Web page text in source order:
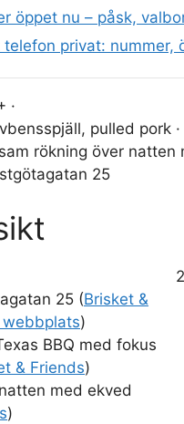
öppet nu – påsk,
privat: nummer,
·
pulled pork ·
rökning över natten
25
25 (Brisket &
)
BBQ med fokus
& Friends)
med ekved
)
2